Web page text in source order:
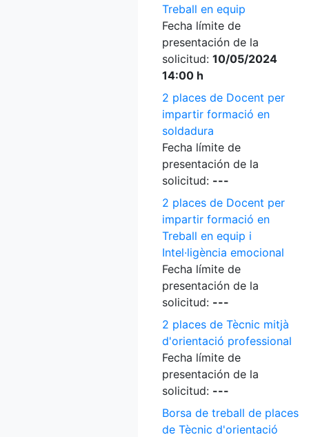
Treball en equip
Fecha límite de
presentación de la
solicitud: 10/05/2024
14:00 h
2 places de Docent per
impartir formació en
soldadura
Fecha límite de
presentación de la
solicitud: ---
2 places de Docent per
impartir formació en
Treball en equip i
Intel·ligència emocional
Fecha límite de
presentación de la
solicitud: ---
2 places de Tècnic mitjà
d'orientació professional
Fecha límite de
presentación de la
solicitud: ---
Borsa de treball de places
de Tècnic d'orientació